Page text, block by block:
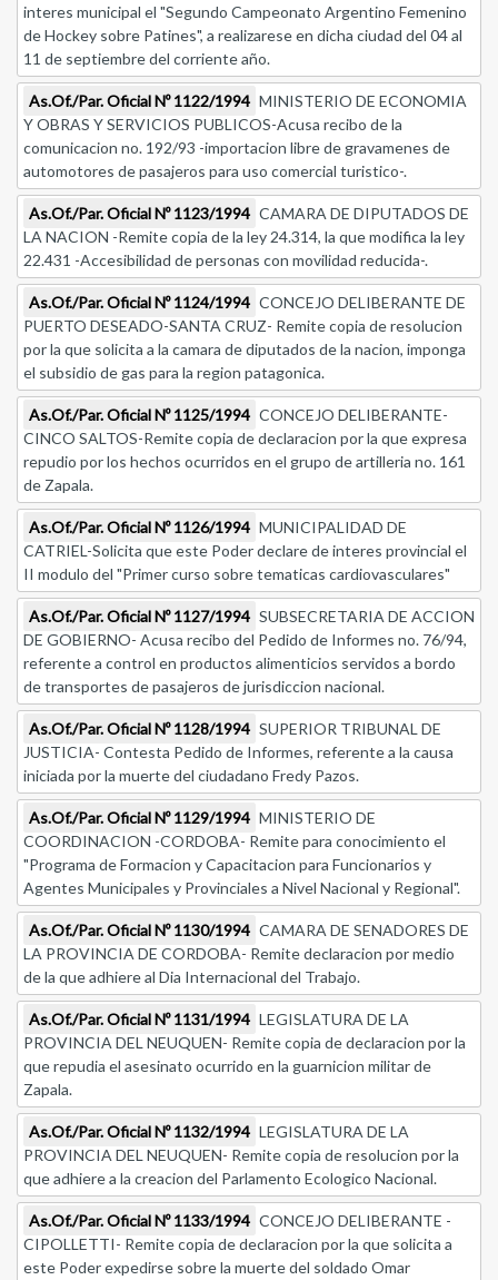
interes municipal el "Segundo Campeonato Argentino Femenino
de Hockey sobre Patines", a realizarese en dicha ciudad del 04 al
11 de septiembre del corriente año.
As.Of./Par. Oficial Nº 1122/1994 MINISTERIO DE ECONOMIA
Y OBRAS Y SERVICIOS PUBLICOS-Acusa recibo de la
comunicacion no. 192/93 -importacion libre de gravamenes de
automotores de pasajeros para uso comercial turistico-.
As.Of./Par. Oficial Nº 1123/1994 CAMARA DE DIPUTADOS DE
LA NACION -Remite copia de la ley 24.314, la que modifica la ley
22.431 -Accesibilidad de personas con movilidad reducida-.
As.Of./Par. Oficial Nº 1124/1994 CONCEJO DELIBERANTE DE
PUERTO DESEADO-SANTA CRUZ- Remite copia de resolucion
por la que solicita a la camara de diputados de la nacion, imponga
el subsidio de gas para la region patagonica.
As.Of./Par. Oficial Nº 1125/1994 CONCEJO DELIBERANTE-
CINCO SALTOS-Remite copia de declaracion por la que expresa
repudio por los hechos ocurridos en el grupo de artilleria no. 161
de Zapala.
As.Of./Par. Oficial Nº 1126/1994 MUNICIPALIDAD DE
CATRIEL-Solicita que este Poder declare de interes provincial el
II modulo del "Primer curso sobre tematicas cardiovasculares"
As.Of./Par. Oficial Nº 1127/1994 SUBSECRETARIA DE ACCION
DE GOBIERNO- Acusa recibo del Pedido de Informes no. 76/94,
referente a control en productos alimenticios servidos a bordo
de transportes de pasajeros de jurisdiccion nacional.
As.Of./Par. Oficial Nº 1128/1994 SUPERIOR TRIBUNAL DE
JUSTICIA- Contesta Pedido de Informes, referente a la causa
iniciada por la muerte del ciudadano Fredy Pazos.
As.Of./Par. Oficial Nº 1129/1994 MINISTERIO DE
COORDINACION -CORDOBA- Remite para conocimiento el
"Programa de Formacion y Capacitacion para Funcionarios y
Agentes Municipales y Provinciales a Nivel Nacional y Regional".
As.Of./Par. Oficial Nº 1130/1994 CAMARA DE SENADORES DE
LA PROVINCIA DE CORDOBA- Remite declaracion por medio
de la que adhiere al Dia Internacional del Trabajo.
As.Of./Par. Oficial Nº 1131/1994 LEGISLATURA DE LA
PROVINCIA DEL NEUQUEN- Remite copia de declaracion por la
que repudia el asesinato ocurrido en la guarnicion militar de
Zapala.
As.Of./Par. Oficial Nº 1132/1994 LEGISLATURA DE LA
PROVINCIA DEL NEUQUEN- Remite copia de resolucion por la
que adhiere a la creacion del Parlamento Ecologico Nacional.
As.Of./Par. Oficial Nº 1133/1994 CONCEJO DELIBERANTE -
CIPOLLETTI- Remite copia de declaracion por la que solicita a
este Poder expedirse sobre la muerte del soldado Omar